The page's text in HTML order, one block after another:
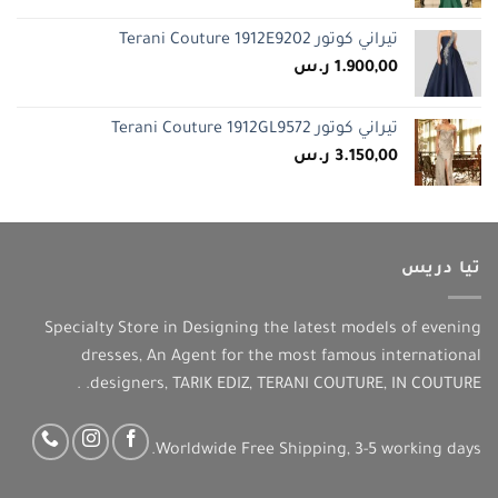
تيراني كوتور Terani Couture 1912E9202
1.900,00 ر.س
تيراني كوتور Terani Couture 1912GL9572
3.150,00 ر.س
تيا دريس
Specialty Store in Designing the latest models of evening
dresses, An Agent for the most famous international
designers, TARIK EDIZ, TERANI COUTURE, IN COUTURE. .
Worldwide Free Shipping, 3-5 working days.